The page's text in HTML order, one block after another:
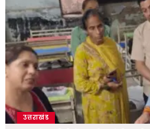
उत्तराखंड